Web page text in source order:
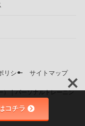
リシー サイトマップ
｜パーソナルトレーニン
コチラ